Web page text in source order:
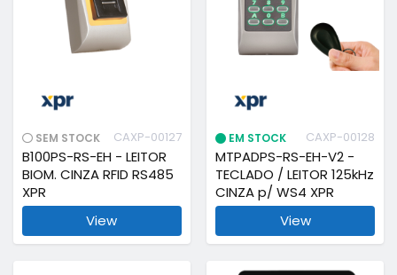
SEM STOCK CAXP-00127
B100PS-RS-EH - LEITOR
BIOM. CINZA RFID RS485
XPR
View
EM STOCK CAXP-00128
MTPADPS-RS-EH-V2 -
TECLADO / LEITOR 125kHz
CINZA p/ WS4 XPR
View